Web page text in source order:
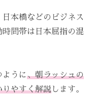
本橋などのビジネス
間帯は日本屈指の混
うに、朝ラッシュの
りやすく解説します。